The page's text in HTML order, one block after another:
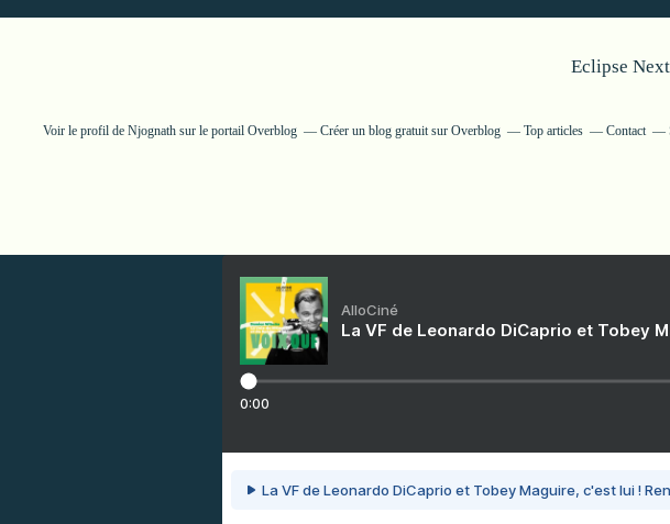
Eclipse
Voir le profil de Njognathsur le portail Overblog Créer un blog gratuit sur Overblog Top articles Contact
AlloCiné
La VF de Leonardo DiCaprio et Tobey
0:00
La VF de Leonardo DiCaprio et Tobey Maguire, c'est lui !